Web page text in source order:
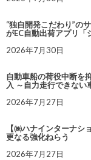
“独自開発こだわり”の
がEC自動出荷アプリ「
2026年7月30日
自動車船の荷役中断を
入 ～自力走行できない
2026年7月27日
【㈱ハナインターナ
更なる強化ねらう
2026年7月27日